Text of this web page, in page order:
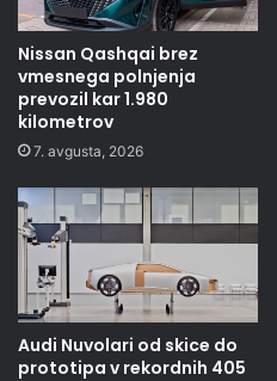
Nissan Qashqai brez
vmesnega polnjenja
prevozil kar 1.980
kilometrov
7. avgusta, 2026
Audi Nuvolari od skice do
prototipa v rekordnih 405